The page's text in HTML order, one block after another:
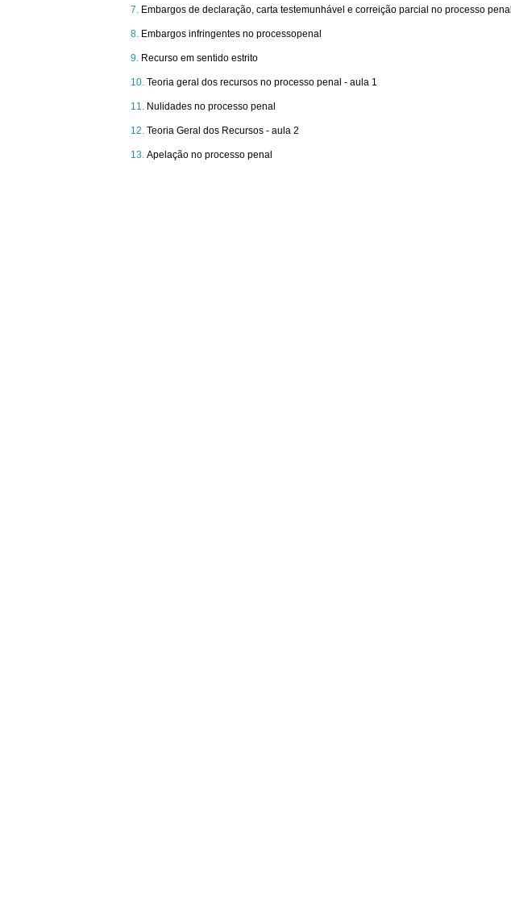
Embargos de declaração, carta testemunhável e correição parcial no processo penal
Embargos infringentes no processopenal
Recurso em sentido estrito
Teoria geral dos recursos no processo penal - aula 1
Nulidades no processo penal
Teoria Geral dos Recursos - aula 2
Apelação no processo penal